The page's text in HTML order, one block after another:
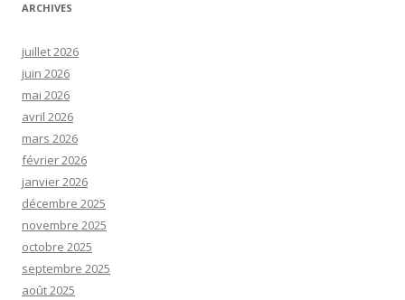
ARCHIVES
juillet 2026
juin 2026
mai 2026
avril 2026
mars 2026
février 2026
janvier 2026
décembre 2025
novembre 2025
octobre 2025
septembre 2025
août 2025